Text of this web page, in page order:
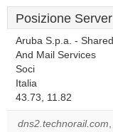
Posizione Server
Aruba S.p.a. -
And Mail Services
Soci
Italia
43.73, 11.82
dns2.technorail.com